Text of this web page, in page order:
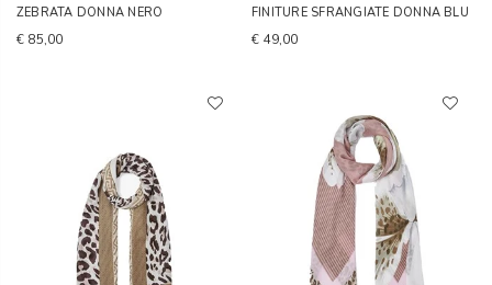
ZEBRATA DONNA NERO
€ 85,00
FINITURE SFRANGIATE DONNA BLU
€ 49,00